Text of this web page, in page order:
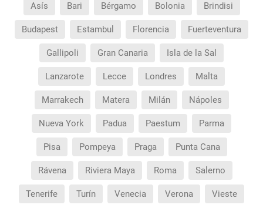
Asís Bari Bérgamo Bolonia Brindisi
Budapest Estambul Florencia Fuerteventura
Gallipoli Gran Canaria Isla de la Sal
Lanzarote Lecce Londres Malta
Marrakech Matera Milán Nápoles
Nueva York Padua Paestum Parma
Pisa Pompeya Praga Punta Cana
Rávena Riviera Maya Roma Salerno
Tenerife Turín Venecia Verona Vieste